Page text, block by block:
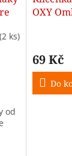
(2 ks)
od
OXY
69 Kč
Do